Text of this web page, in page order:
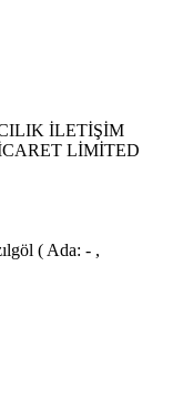
İLETİŞİM
LİMİTED
( Ada: - ,